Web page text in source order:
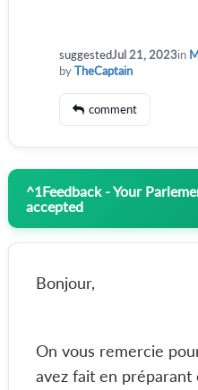
suggestedJul 21, 2023in
byTheCaptain
comment
^1Feedback - Your
accepted
Bonjour,
On vous remercie
avez fait en